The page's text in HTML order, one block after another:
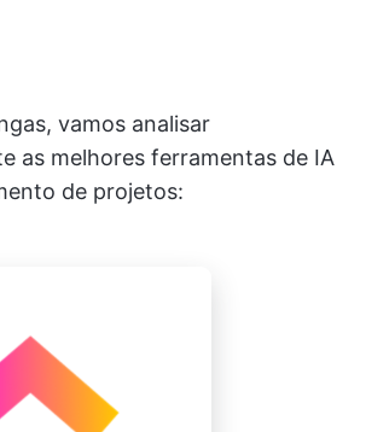
vamos analisar
as melhores ferramentas de IA
de projetos: